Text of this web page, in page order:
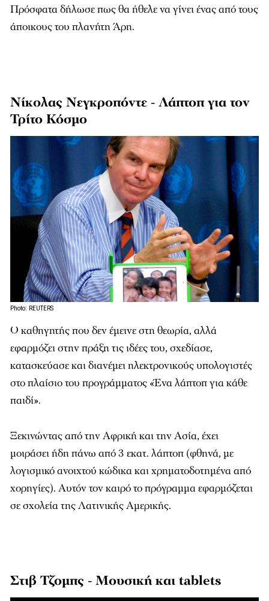
Πρόσφατα δήλωσε πως θα ήθελε να γίνει ένας από τους
άποικους του πλανήτη Άρη.
Νίκολας Νεγκροπόντε - Λάπτοπ για τον
Τρίτο Κόσμο
Photo: REUTERS
Ο καθηγητής που δεν έμεινε στη θεωρία, αλλά
εφαρμόζει στην πράξη τις ιδέες του, σχεδίασε,
κατασκεύασε και διανέμει ηλεκτρονικούς υπολογιστές
στο πλαίσιο του προγράμματος «Ένα λάπτοπ για κάθε
παιδί».
Ξεκινώντας από την Αφρική και την Ασία, έχει
μοιράσει ήδη πάνω από 3 εκατ. λάπτοπ (φθηνά, με
λογισμικό ανοιχτού κώδικα και χρηματοδοτημένα από
χορηγίες). Αυτόν τον καιρό το πρόγραμμα εφαρμόζεται
σε σχολεία της Λατινικής Αμερικής.
Στιβ Τζομπς - Μουσική και tablets